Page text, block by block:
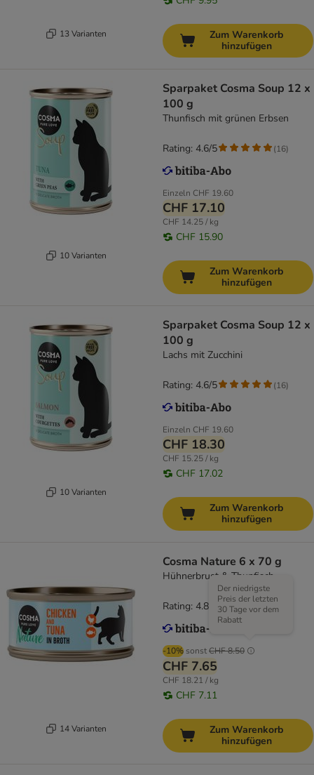
13 Varianten
Zum Warenkorb
hinzufügen
10 Varianten
Sparpaket Cosma Soup 12 x
100 g
Thunfisch mit grünen Erbsen
Einzeln CHF 19.60
CHF 17.10
CHF 14.25 / kg
CHF 15.90
Rating: 4.6/5 (16)
Zum Warenkorb
hinzufügen
10 Varianten
Sparpaket Cosma Soup 12 x
100 g
Lachs mit Zucchini
Einzeln CHF 19.60
CHF 18.30
CHF 15.25 / kg
CHF 17.02
Rating: 4.6/5 (16)
Zum Warenkorb
hinzufügen
14 Varianten
Cosma Nature 6 x 70 g
Hühnerbrust & Thunfisch
-10% sonstCHF 8.50
Der niedrigste
Preis der letzten
30 Tage vor dem
Rabatt
CHF 7.65
CHF 18.21 / kg
CHF 7.11
Rating: 4.8/5 (170
Zum Warenkorb
hinzufügen